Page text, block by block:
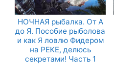
НОЧНАЯ рыбалка. От А
до Я. Пособие рыболова
и как Я ловлю Фидером
на РЕКЕ, делюсь
секретами! Часть 1